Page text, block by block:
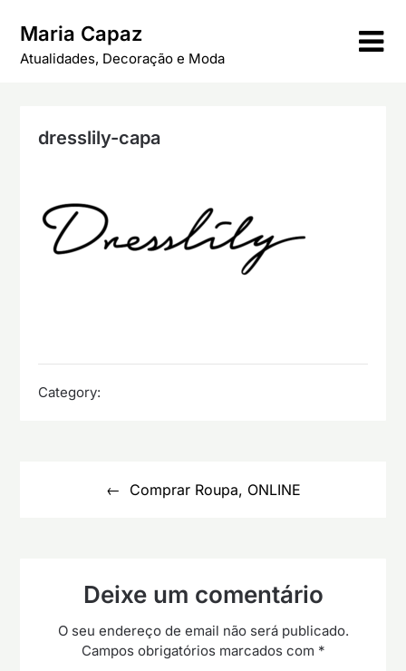
content
Maria Capaz
Atualidades, Decoração e Moda
dresslily-capa
Category:
Comprar Roupa, ONLINE
Deixe um comentário
O seu endereço de email não será publicado.
Campos obrigatórios marcados com *